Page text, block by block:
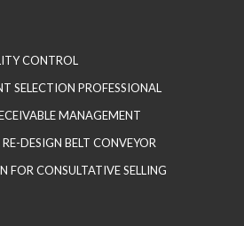
CONTROL
SELECTION PROFESSIONAL
MANAGEMENT
DESIGN BELT CONVEYOR
FOR CONSULTATIVE SELLING